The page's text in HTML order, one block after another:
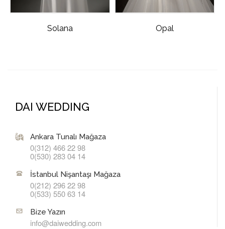
Solana Opal
DAI WEDDING
Ankara Tunalı Mağaza
0(312) 466 22 98
0(530) 283 04 14
İstanbul Nişantaşı Mağaza
0(212) 296 22 98
0(533) 550 63 14
Bize Yazın
info@daiwedding.com